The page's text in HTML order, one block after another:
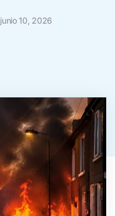
junio 10, 2026